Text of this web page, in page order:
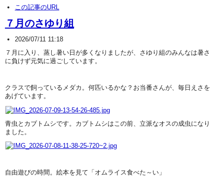
この記事のURL
７月のさゆり組
2026/07/11 11:18
７月に入り、蒸し暑い日が多くなりましたが、さゆり組のみんなは暑さ
に負けず元気に過ごしています。
クラスで飼っているメダカ。何匹いるかな？お当番さんが、毎日えさを
あげています。
青虫とカブトムシです。カブトムシはこの前、立派なオスの成虫になり
ました。
自由遊びの時間。絵本を見て「オムライス食べた～い」